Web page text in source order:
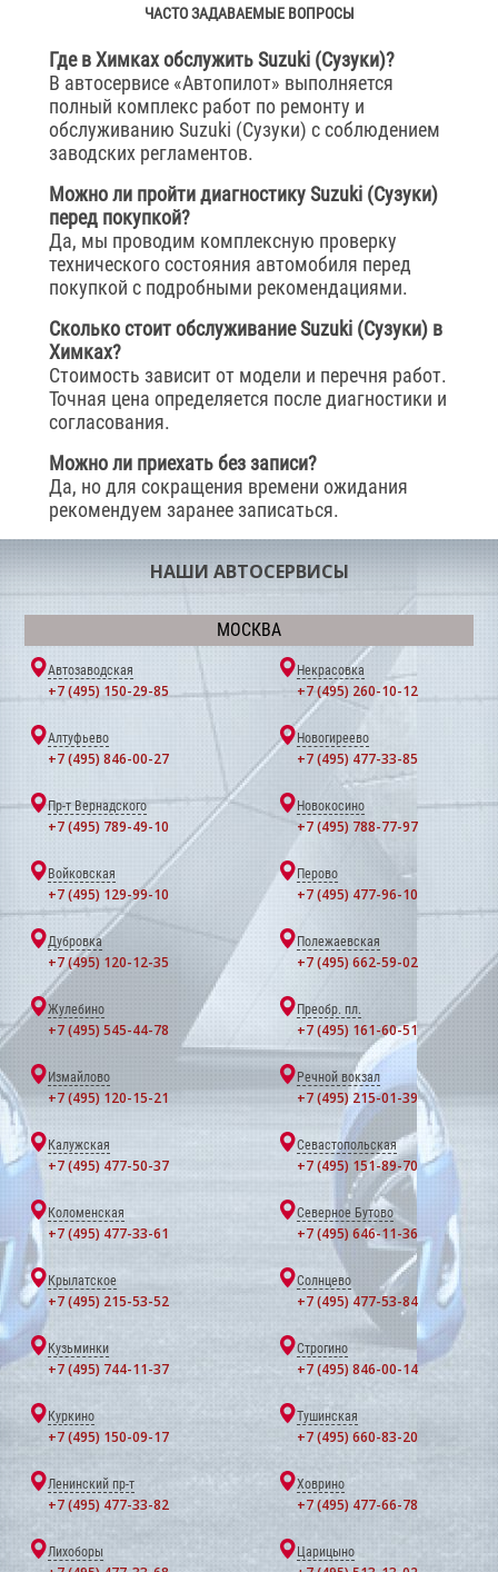
ЧАСТО ЗАДАВАЕМЫЕ ВОПРОСЫ
Где в Химках обслужить Suzuki (Сузуки)?
В автосервисе «Автопилот» выполняется
полный комплекс работ по ремонту и
обслуживанию Suzuki (Сузуки) с соблюдением
заводских регламентов.
Можно ли пройти диагностику Suzuki (Сузуки)
перед покупкой?
Да, мы проводим комплексную проверку
технического состояния автомобиля перед
покупкой с подробными рекомендациями.
Сколько стоит обслуживание Suzuki (Сузуки) в
Химках?
Стоимость зависит от модели и перечня работ.
Точная цена определяется после диагностики и
согласования.
Можно ли приехать без записи?
Да, но для сокращения времени ожидания
рекомендуем заранее записаться.
НАШИ АВТОСЕРВИСЫ
МОСКВА
Автозаводская
+7 (495) 150-29-85
Некрасовка
+7 (495) 260-10-12
Алтуфьево
+7 (495) 846-00-27
Новогиреево
+7 (495) 477-33-85
Пр-т Вернадского
+7 (495) 789-49-10
Новокосино
+7 (495) 788-77-97
Войковская
+7 (495) 129-99-10
Перово
+7 (495) 477-96-10
Дубровка
+7 (495) 120-12-35
Полежаевская
+7 (495) 662-59-02
Жулебино
+7 (495) 545-44-78
Преобр. пл.
+7 (495) 161-60-51
Измайлово
+7 (495) 120-15-21
Речной вокзал
+7 (495) 215-01-39
Калужская
+7 (495) 477-50-37
Севастопольская
+7 (495) 151-89-70
Коломенская
+7 (495) 477-33-61
Северное Бутово
+7 (495) 646-11-36
Крылатское
+7 (495) 215-53-52
Солнцево
+7 (495) 477-53-84
Кузьминки
+7 (495) 744-11-37
Строгино
+7 (495) 846-00-14
Куркино
+7 (495) 150-09-17
Тушинская
+7 (495) 660-83-20
Ленинский пр-т
+7 (495) 477-33-82
Ховрино
+7 (495) 477-66-78
Лихоборы Царицыно